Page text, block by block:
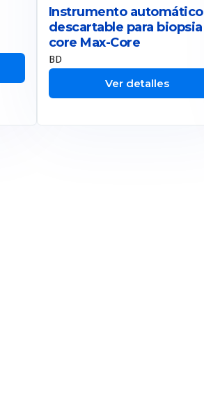
Instrumento automático
descartable para biopsia
core Max-Core
BD
Ver detalles